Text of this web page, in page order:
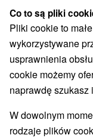
Facebook
Opinii Google
Budmerice 679
900 86 Budmerice
Co to są pliki
Pliki cookie to
wykorzystywane
usprawnienia
cookie możemy
naprawdę szukasz
W dowolnym
rodzaje plików